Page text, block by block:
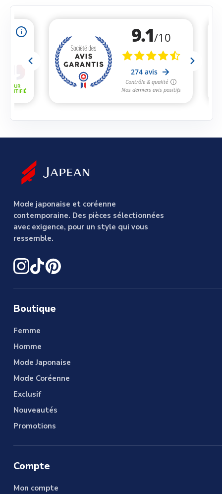
Mode japonaise et coréenne
contemporaine. Des pièces sélectionnées
avec exigence, pour un style qui vous
ressemble.
Boutique
Femme
Homme
Mode Japonaise
Mode Coréenne
Exclusif
Nouveautés
Promotions
Compte
Mon compte